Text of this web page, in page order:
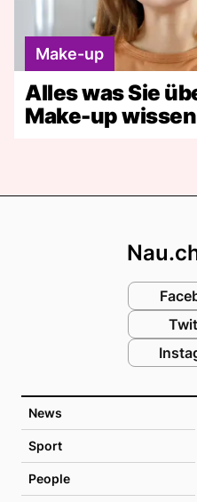
Make-up
Alles was Sie
Make-up
News
Sport
People